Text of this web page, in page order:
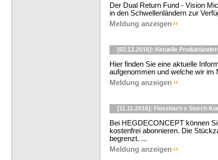
Der Dual Return Fund - Vision
in den Schwellenländern zur
Meldung anzeigen
[02.12.2016]: Aktuelle
Hier finden Sie eine aktuelle
aufgenommen und welche wir im
Meldung anzeigen
[11.11.2016]: Flossbach v Storch
Bei HEGDECONCEPT können
kostenfrei abonnieren. Die
begrenzt. ...
Meldung anzeigen